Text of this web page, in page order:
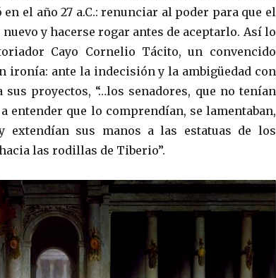
el año 27 a.C.: renunciar al poder para que el
y hacerse rogar antes de aceptarlo. Así lo
Cayo Cornelio Tácito, un convencido
ironía: ante la indecisión y la ambigüedad con
proyectos, “…los senadores, que no tenían
entender que lo comprendían, se lamentaban,
extendían sus manos a las estatuas de los
las rodillas de Tiberio”.